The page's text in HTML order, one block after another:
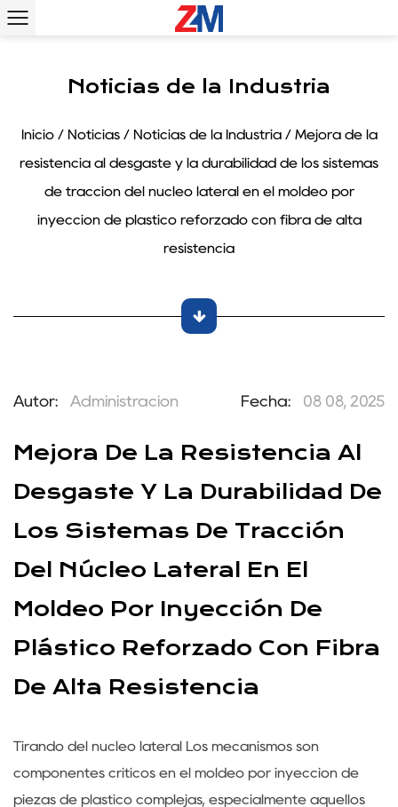
Noticias de la Industria
Inicio/ Noticias/ Noticias de la Industria/ Mejora de la
resistencia al desgaste y la durabilidad de los sistemas
de tracción del núcleo lateral en el moldeo por
inyección de plástico reforzado con fibra de alta
resistencia
Autor: Administración Fecha: 08 08, 2025
Mejora De La Resistencia Al
Desgaste Y La Durabilidad De
Los Sistemas De Tracción
Del Núcleo Lateral En El
Moldeo Por Inyección De
Plástico Reforzado Con Fibra
De Alta Resistencia
Tirando del núcleo lateral Los mecanismos son
componentes críticos en el moldeo por inyección de
piezas de plástico complejas, especialmente aquellos